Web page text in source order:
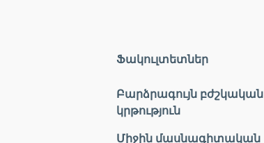
Ֆակուլտետներ
Բարձրագույն բժշկական
կրթություն
Միջին մասնագիտական